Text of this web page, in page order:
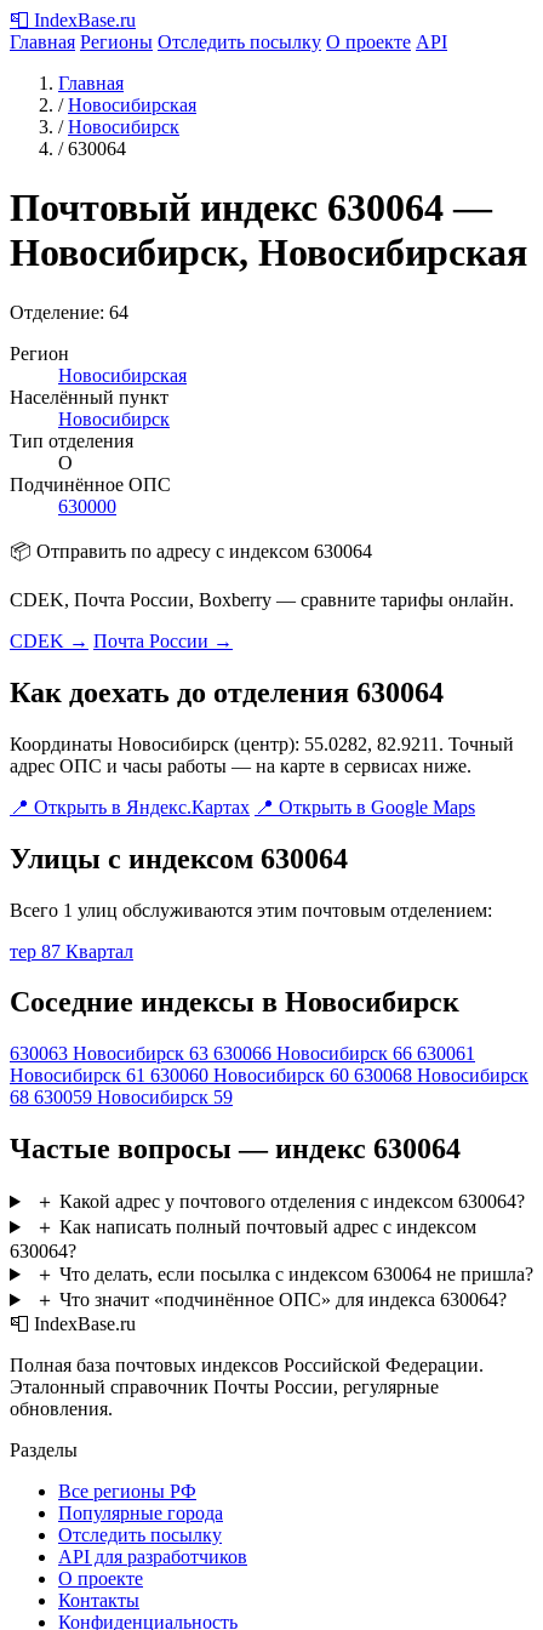
📮 IndexBase.ru
Главная Регионы Отследить посылку О проекте API
Главная
/ Новосибирская
/ Новосибирск
/ 630064
Почтовый индекс 630064 —
Новосибирск, Новосибирская
Отделение: 64
Регион
Новосибирская
Населённый пункт
Новосибирск
Тип отделения
О
Подчинённое ОПС
630000
📦 Отправить по адресу с индексом 630064
CDEK, Почта России, Boxberry — сравните тарифы онлайн.
CDEK → Почта России →
Как доехать до отделения 630064
Координаты Новосибирск (центр): 55.0282, 82.9211. Точный
адрес ОПС и часы работы — на карте в сервисах ниже.
📍 Открыть в Яндекс.Картах 📍 Открыть в Google Maps
Улицы с индексом 630064
Всего 1 улиц обслуживаются этим почтовым отделением:
тер 87 Квартал
Соседние индексы в Новосибирск
630063 Новосибирск 63 630066 Новосибирск 66 630061
Новосибирск 61 630060 Новосибирск 60 630068 Новосибирск
68 630059 Новосибирск 59
Частые вопросы — индекс 630064
＋ Какой адрес у почтового отделения с индексом 630064?
＋ Как написать полный почтовый адрес с индексом
630064?
＋ Что делать, если посылка с индексом 630064 не пришла?
＋ Что значит «подчинённое ОПС» для индекса 630064?
📮 IndexBase.ru
Полная база почтовых индексов Российской Федерации.
Эталонный справочник Почты России, регулярные
обновления.
Разделы
Все регионы РФ
Популярные города
Отследить посылку
API для разработчиков
О проекте
Контакты
Конфиденциальность